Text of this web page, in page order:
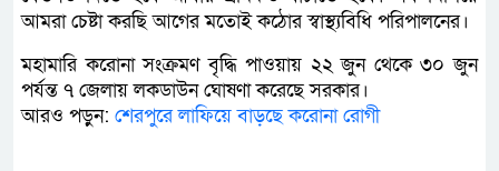
আমরা চেষ্টা করছি আগের মতোই কঠোর স্বাস্থ্যবিধি পরিপালনের।
মহামারি করোনা সংক্রমণ বৃদ্ধি পাওয়ায় ২২ জুন থেকে ৩০ জুন
পর্যন্ত ৭ জেলায় লকডাউন ঘোষণা করেছে সরকার।
আরও পড়ুন: শেরপুরে লাফিয়ে বাড়ছে করোনা রোগী